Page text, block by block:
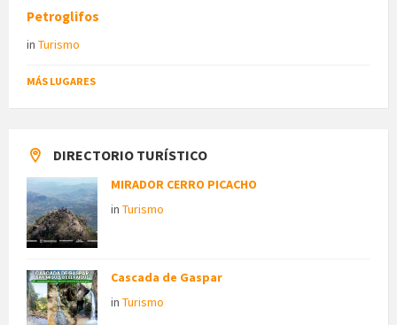
Petroglifos
in Turismo
MÁS LUGARES
DIRECTORIO TURÍSTICO
MIRADOR CERRO PICACHO
in Turismo
Cascada de Gaspar
in Turismo